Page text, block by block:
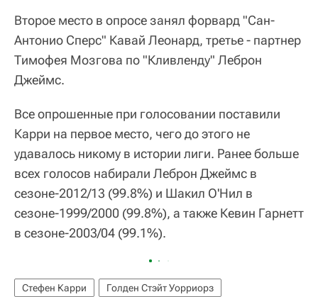
Второе место в опросе занял форвард "Сан-
Антонио Сперс" Кавай Леонард, третье - партнер
Тимофея Мозгова по "Кливленду" Леброн
Джеймс.
Все опрошенные при голосовании поставили
Карри на первое место, чего до этого не
удавалось никому в истории лиги. Ранее больше
всех голосов набирали Леброн Джеймс в
сезоне-2012/13 (99.8%) и Шакил О'Нил в
сезоне-1999/2000 (99.8%), а также Кевин Гарнетт
в сезоне-2003/04 (99.1%).
Стефен Карри Голден Стэйт Уорриорз